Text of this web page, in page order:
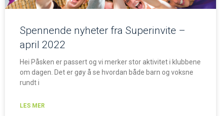
Spennende nyheter fra Superinvite –
april 2022
Hei Påsken er passert og vi merker stor aktivitet i klubbene
om dagen. Det er gøy å se hvordan både barn og voksne
rundt i
LES MER